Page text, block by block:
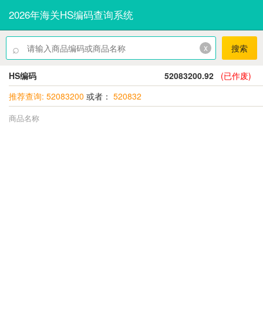
2026年海关HS编码查询系统
⌕ x 搜索
HS编码 52083200.92
(已作废)
推荐查询: 52083200 或者： 520832
商品名称